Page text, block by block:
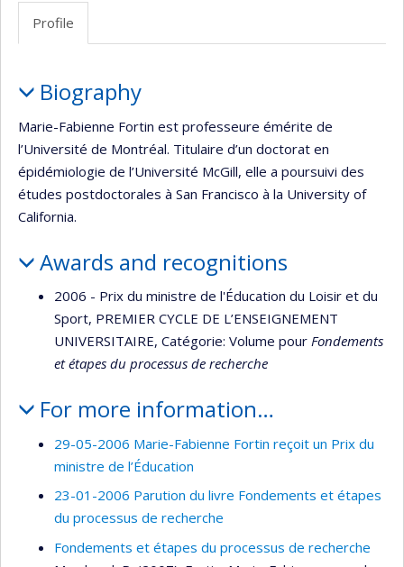
professionnelle
Profile
Biography
Marie-Fabienne Fortin est professeure émérite de
l’Université de Montréal. Titulaire d’un doctorat en
épidémiologie de l’Université McGill, elle a poursuivi des
études postdoctorales à San Francisco à la University of
California.
Awards and recognitions
2006 - Prix du ministre de l'Éducation du Loisir et du
Sport, PREMIER CYCLE DE L’ENSEIGNEMENT
UNIVERSITAIRE, Catégorie: Volume pour Fondements
et étapes du processus de recherche
For more information…
29-05-2006 Marie-Fabienne Fortin reçoit un Prix du
ministre de l’Éducation
23-01-2006 Parution du livre Fondements et étapes
du processus de recherche
Fondements et étapes du processus de recherche